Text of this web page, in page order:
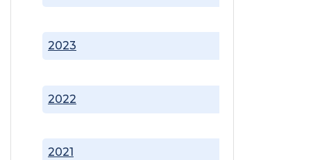
2021
2022
2023